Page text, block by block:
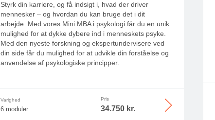
Styrk din karriere, og få indsigt i, hvad der driver
mennesker – og hvordan du kan bruge det i dit
arbejde. Med vores Mini MBA i psykologi får du en unik
mulighed for at dykke dybere ind i menneskets psyke.
Med den nyeste forskning og ekspertundervisere ved
din side får du mulighed for at udvikle din forståelse og
anvendelse af psykologiske principper.
Varighed
6 moduler
Pris
34.750 kr.